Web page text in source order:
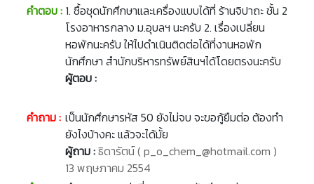
คำตอบ : 1. ซื้อชุดนักศึกษาและเครื่องแบบได้ที่ ร้านจิปาถะ ชั้น 2
โรงอาหารกลาง ม.อุบลฯ นะครับ 2. เรื่องเปลี่ยน
หอพักนะครับ ให้ไปดำเนินติดต่อได้ที่งานหอพัก
นักศึกษา สำนักบริหารทรัพย์สินฯได้โดยตรงนะครับ
ผู้ตอบ :
คำถาม : เป็นนักศึกษารหัส 50 ยังไม่จบ จะขอกู้ยืมต่อ ต้องทำ
ยังไงบ้างคะ แล้วจะได้มั้ย
ผู้ถาม :ธิดารัตน์ ( p_o_chem_@hotmail.com )
13 พฤษภาคม 2554